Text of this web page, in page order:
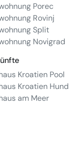
Porec
Rovinj
Split
Novigrad
Kroatien Pool
Kroatien Hund
am Meer